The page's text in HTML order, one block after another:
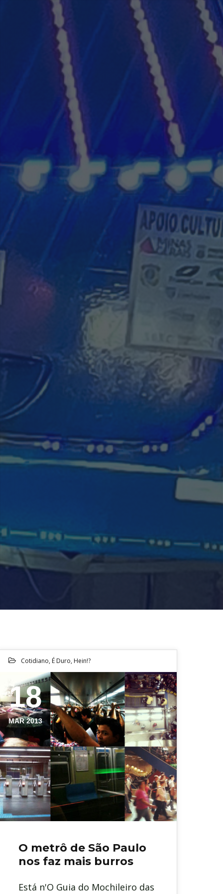
Cotidiano, É Duro, Hein!?
18
MAR 2013
O metrô de São Paulo
nos faz mais burros
Está n'O Guia do Mochileiro das